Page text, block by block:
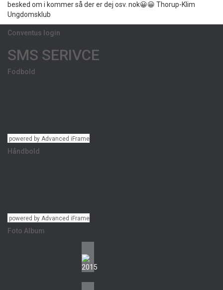
besked om i kommer så der er dej osv. nok😀😀 Thorup-Klim
Ungdomsklub
Conventus login
SMS SERIVCE
Fodbold
powered by Advanced iFrame
Håndbold
powered by Advanced iFrame
Foto Album